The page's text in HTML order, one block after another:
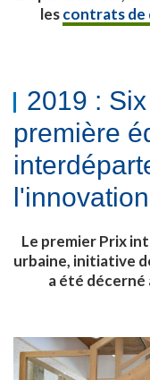
lescontrats de
2019 :
première
Le premier Prix
urbaine, initiative
a été